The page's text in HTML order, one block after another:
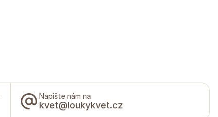
Napište nám na
kvet@loukykvet.cz